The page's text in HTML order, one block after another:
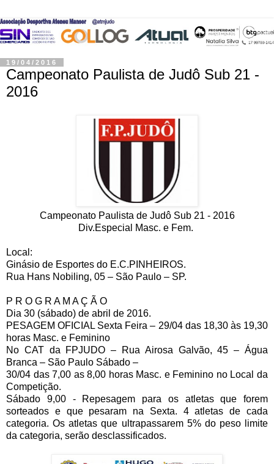
19/04/2016
Campeonato Paulista de Judô Sub 21 -
2016
Campeonato Paulista de Judô Sub 21 - 2016
Div.Especial Masc. e Fem.
Local:
Ginásio de Esportes do E.C.PINHEIROS.
Rua Hans Nobiling, 05 – São Paulo – SP.
P R O G R A M A Ç Ã O
Dia 30 (sábado) de abril de 2016.
PESAGEM OFICIAL Sexta Feira – 29/04 das 18,30 às 19,30
horas Masc. e Feminino
No CAT da FPJUDO – Rua Airosa Galvão, 45 – Água
Branca – São Paulo Sábado –
30/04 das 7,00 as 8,00 horas Masc. e Feminino no Local da
Competição.
Sábado 9,00 - Repesagem para os atletas que forem
sorteados e que pesaram na Sexta. 4 atletas de cada
categoria. Os atletas que ultrapassarem 5% do peso limite
da categoria, serão desclassificados.